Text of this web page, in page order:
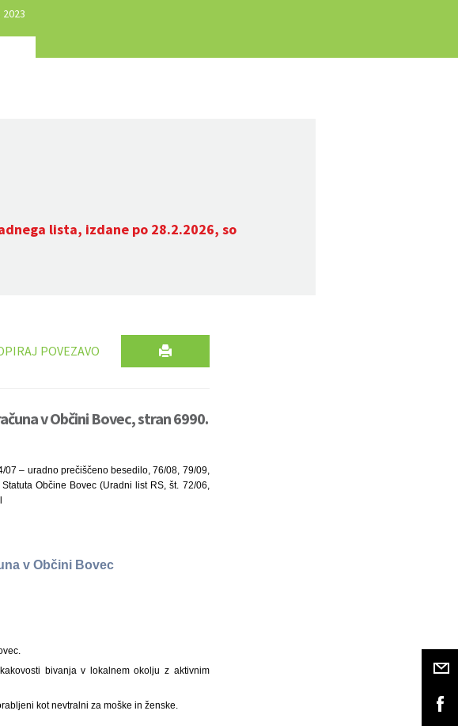
lista, izdane po 28.2.2026, so
POVEZAVO
v Občini Bovec, stran 6990.
07 – uradno prečiščeno besedilo, 76/08, 79/09,
Občine Bovec (Uradni list RS, št. 72/06,
v Občini Bovec
bivanja v lokalnem okolju z aktivnim
kot nevtralni za moške in ženske.